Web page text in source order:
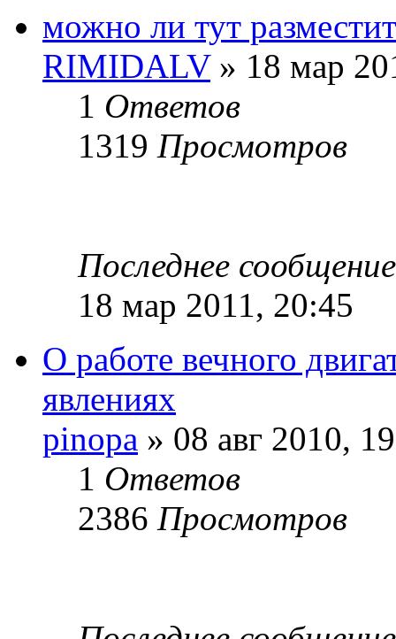
можно ли тут
RIMIDALV» 18 мар
1 Ответов
1319 Просмотров
Последнее
18 мар 2011, 20:45
О работе вечного
явлениях
pinopa » 08 авг 2010,
1 Ответов
2386 Просмотров